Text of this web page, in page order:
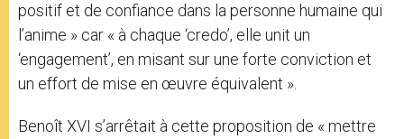
positif et de confiance dans la personne humaine qui
l’anime » car « à chaque ‘credo’, elle unit un
‘engagement’, en misant sur une forte conviction et
un effort de mise en œuvre équivalent ».
Benoît XVI s’arrêtait à cette proposition de « mettre